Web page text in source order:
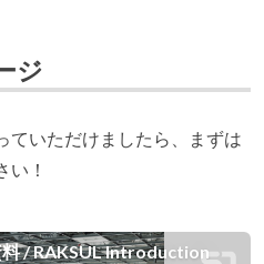
、技術やワークフローの標準
役員として、エンジニアリ
参加している
った個人の環境は、各自の責
を担当する開発メンバーが
ジ
ていただけましたら、まずは
！